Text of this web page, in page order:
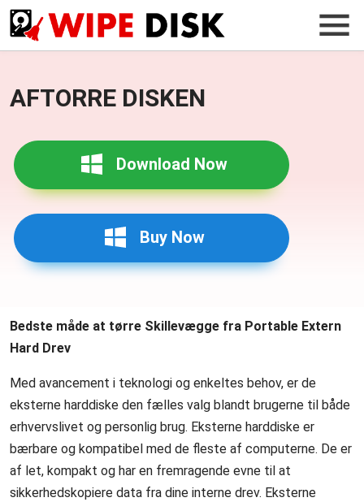
AFTORRE DISKEN
Download Now
Buy Now
Bedste måde at tørre Skillevægge fra Portable Extern
Hard Drev
Med avancement i teknologi og enkeltes behov, er de
eksterne harddiske den fælles valg blandt brugerne til både
erhvervslivet og personlig brug. Eksterne harddiske er
bærbare og kompatibel med de fleste af computerne. De er
af let, kompakt og har en fremragende evne til at
sikkerhedskopiere data fra dine interne drev. Eksterne